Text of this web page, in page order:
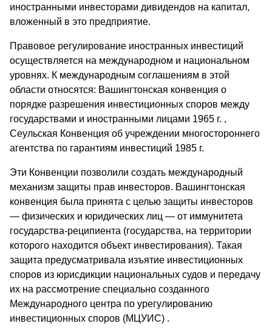
иностранными инвесторами дивидендов на капитал,
вложенный в это предприятие.
Правовое регулирование иностранных инвестиций
осуществляется на международном и национальном
уровнях. К международным соглашениям в этой
области относятся: Вашингтонская конвенция о
порядке разрешения инвестиционных споров между
государствами и иностранными лицами 1965 г. ,
Сеульская Конвенция об учреждении многостороннего
агентства по гарантиям инвестиций 1985 г.
Эти Конвенции позволили создать международный
механизм защиты прав инвесторов. Вашингтонская
конвенция была принята с целью защиты инвесторов
— физических и юридических лиц — от иммунитета
государства-реципиента (государства, на территории
которого находится объект инвестирования). Такая
защита предусматривала изъятие инвестиционных
споров из юрисдикции национальных судов и передачу
их на рассмотрение специально созданного
Международного центра по урегулированию
инвестиционных споров (МЦУИС) .